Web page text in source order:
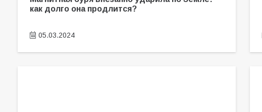
как долго она продлится?
05.03.2024